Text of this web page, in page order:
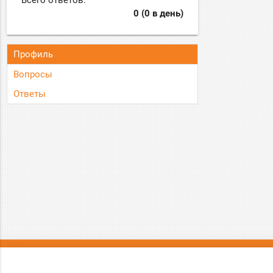
0 (0 в день)
Профиль
Вопросы
Ответы